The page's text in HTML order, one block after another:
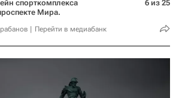
спорткомплекса
Мира.
Перейти в медиабанк
6 из 25